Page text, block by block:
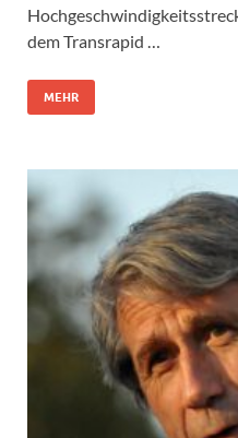
dem Transrapid …
MEHR